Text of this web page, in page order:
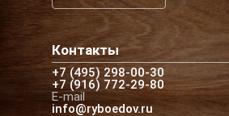
Контакты
+7 (495) 298-00-30
+7 (916) 772-29-80
E-mail
info@ryboedov.ru